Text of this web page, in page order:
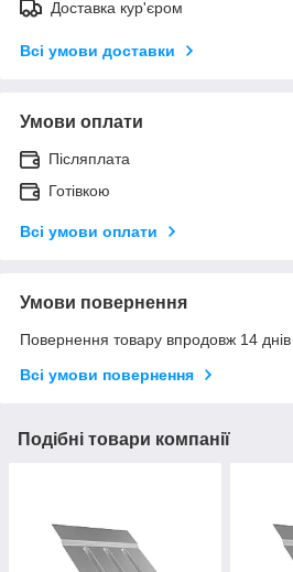
Доставка кур'єром
Всі умови доставки
Умови оплати
Післяплата
Готівкою
Всі умови оплати
Умови повернення
Повернення товару впродовж 14
Всі умови повернення
Подібні товари компанії